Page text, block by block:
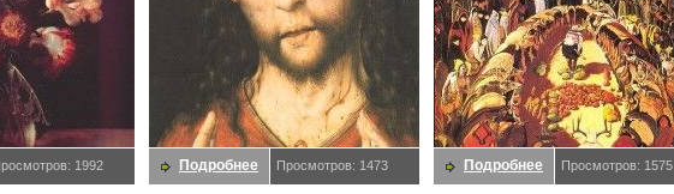
1992 Подробнее Просмотров: 1473
Blumenschein,
Подробнее Просмотров: 1575